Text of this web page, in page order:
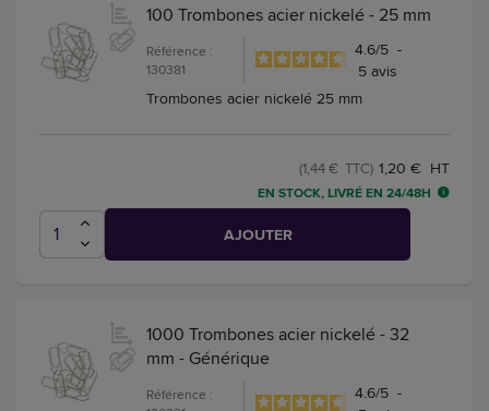
100 Trombones acier nickelé - 25 mm
Référence :
130381
4.6/5 -
5 avis
Trombones acier nickelé 25 mm
1,20 € HT
(1,44 € TTC)
EN STOCK, LIVRÉ EN 24/48H
AJOUTER
1000 Trombones acier nickelé - 32
mm - Générique
Référence :
4.6/5 -